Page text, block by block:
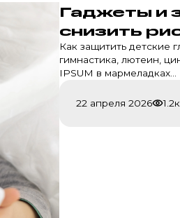
Гаджеты и
снизить
Как защитить детские
гимнастика, лютеин,
IPSUM в мармеладках...
22 апреля 2026 1.2к